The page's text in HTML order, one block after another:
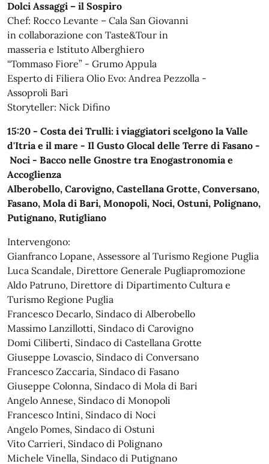
Dolci Assaggi – il Sospiro
Chef: Rocco Levante – Cala San Giovanni
in collaborazione con Taste&Tour in
masseria e Istituto Alberghiero
“Tommaso Fiore” - Grumo Appula
Esperto di Filiera Olio Evo: Andrea Pezzolla -
Assoproli Bari
Storyteller: Nick Difino
15:20 - Costa dei Trulli: i viaggiatori scelgono la Valle
d'Itria e il mare - Il Gusto Glocal delle Terre di Fasano -
Noci - Bacco nelle Gnostre tra Enogastronomia e
Accoglienza
Alberobello, Carovigno, Castellana Grotte, Conversano,
Fasano, Mola di Bari, Monopoli, Noci, Ostuni, Polignano,
Putignano, Rutigliano
Intervengono:
Gianfranco Lopane, Assessore al Turismo Regione Puglia
Luca Scandale, Direttore Generale Pugliapromozione
Aldo Patruno, Direttore di Dipartimento Cultura e
Turismo Regione Puglia
Francesco Decarlo, Sindaco di Alberobello
Massimo Lanzillotti, Sindaco di Carovigno
Domi Ciliberti, Sindaco di Castellana Grotte
Giuseppe Lovascio, Sindaco di Conversano
Francesco Zaccaria, Sindaco di Fasano
Giuseppe Colonna, Sindaco di Mola di Bari
Angelo Annese, Sindaco di Monopoli
Francesco Intini, Sindaco di Noci
Angelo Pomes, Sindaco di Ostuni
Vito Carrieri, Sindaco di Polignano
Michele Vinella, Sindaco di Putignano